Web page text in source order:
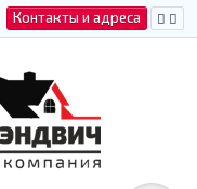
Контакты и адреса